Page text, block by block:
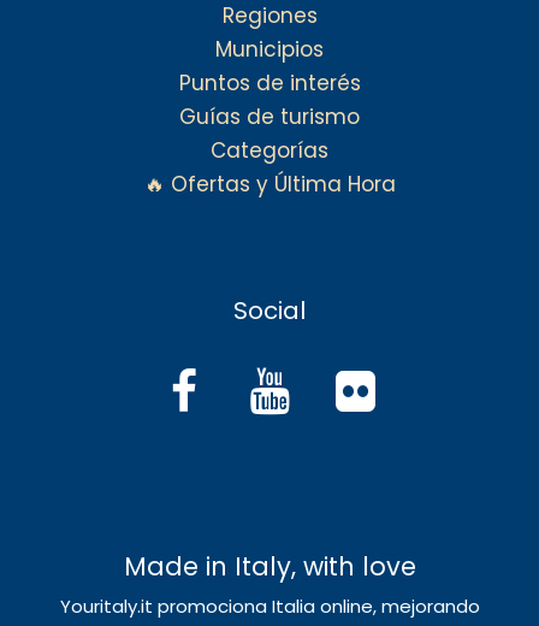
Regiones
Municipios
Puntos de interés
Guías de turismo
Categorías
🔥 Ofertas y Última Hora
Social
Made in Italy, with love
Youritaly.it promociona Italia online, mejorando